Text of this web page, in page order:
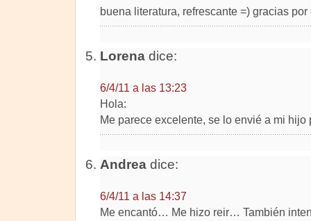
buena literatura, refrescante =) gracias
Lorenadice:
6/4/11 a las 13:23
Hola:
Me parece excelente, se lo envié a mi
Andreadice:
6/4/11 a las 14:37
Me encantó… Me hizo reir… También